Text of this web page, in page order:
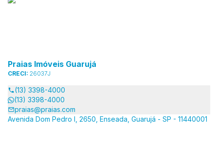
Praias Imóveis Guarujá
CRECI: 26037J
(13) 3398-4000
(13) 3398-4000
praias@praias.com
Avenida Dom Pedro I, 2650, Enseada, Guarujá - SP - 11440001